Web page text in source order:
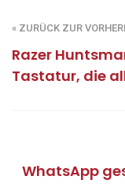
« ZURÜCK ZUR
Razer
Tastatur, die
WhatsApp